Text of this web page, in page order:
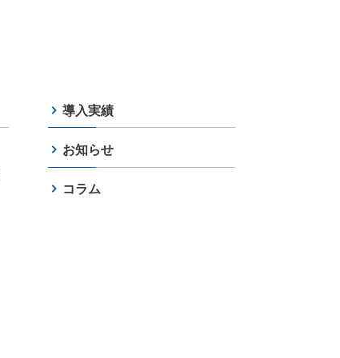
導入実績
お知らせ
コラム